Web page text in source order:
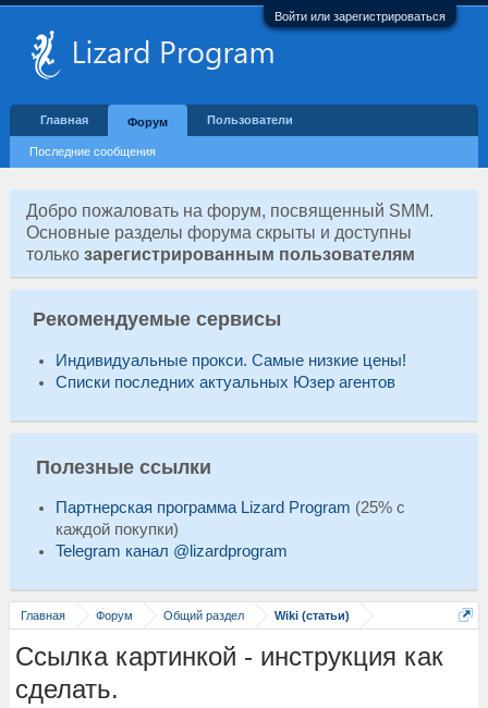
Войти или зарегистрироваться
Добро пожаловать на форум, посвященный SMM.
Основные разделы форума скрыты и доступны
толькозарегистрированным пользователям
Рекомендуемые сервисы
Индивидуальные прокси. Самые низкие цены!
Списки последних актуальных Юзер агентов
Полезные ссылки
Партнерская программа Lizard Program (25% с
каждой покупки)
Telegram канал @lizardprogram
Главная Форум Общий раздел Wiki (статьи)
Ссылка картинкой - инструкция как
сделать.
Главная Форум
Последние сообщения
Пользователи